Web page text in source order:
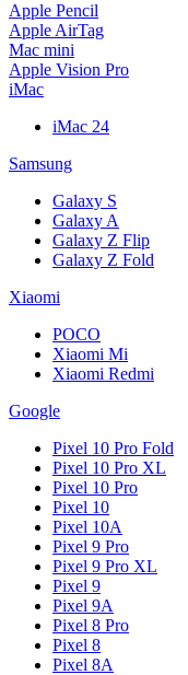
Apple Pencil
Apple AirTag
Mac mini
Apple Vision Pro
iMac
iMac 24
Samsung
Galaxy S
Galaxy A
Galaxy Z Flip
Galaxy Z Fold
Xiaomi
POCO
Xiaomi Mi
Xiaomi Redmi
Google
Pixel 10 Pro Fold
Pixel 10 Pro XL
Pixel 10 Pro
Pixel 10
Pixel 10A
Pixel 9 Pro
Pixel 9 Pro XL
Pixel 9
Pixel 9A
Pixel 8 Pro
Pixel 8
Pixel 8A